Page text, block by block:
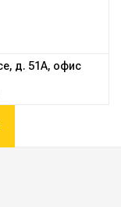
д. 51А, офис